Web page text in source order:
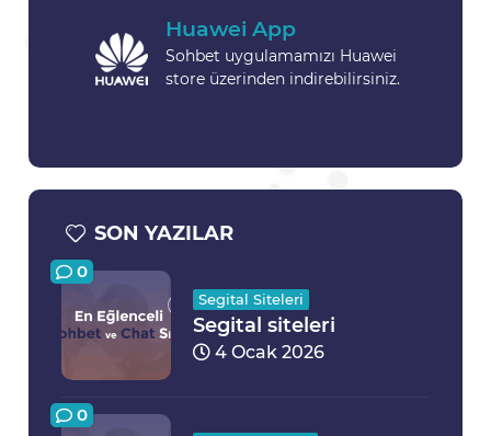
Huawei App
Sohbet uygulamamızı Huawei
store üzerinden indirebilirsiniz.
SON YAZILAR
0
Segital Siteleri
Segital siteleri
4 Ocak 2026
0